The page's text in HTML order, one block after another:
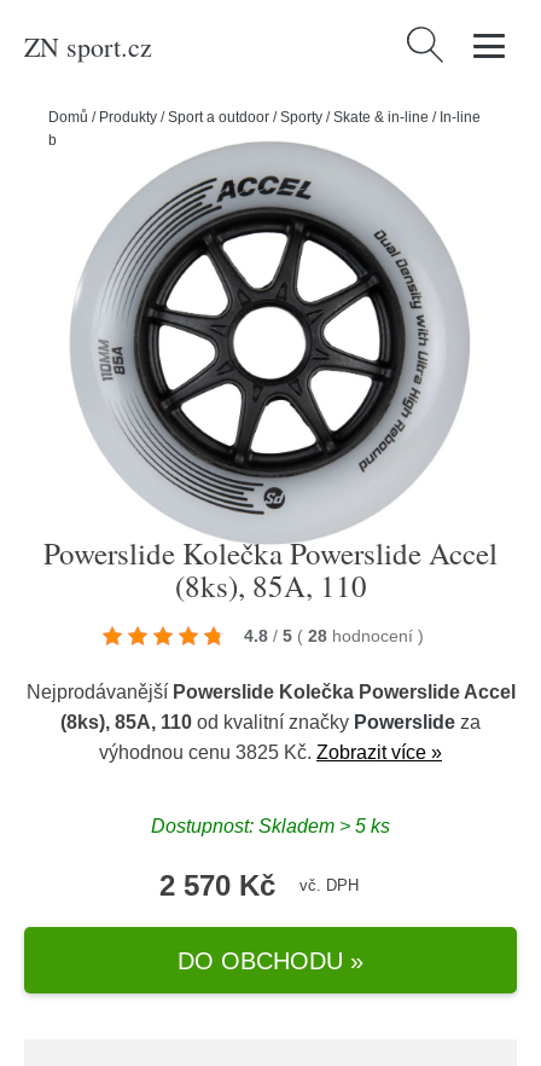
ZN sport.cz Vyhledávání
Domů / Produkty /Sport a outdoor /Sporty /Skate & in-line / In-line
bruslení
Powerslide Kolečka Powerslide Accel (8ks), 85A, 110
Powerslide Kolečka Powerslide Accel
(8ks), 85A, 110
4.8 / 5 ( 28 hodnocení )
Nejprodávanější Powerslide Kolečka Powerslide Accel
(8ks), 85A, 110 od kvalitní značky Powerslide za
výhodnou cenu 3825 Kč. Zobrazit více »
Dostupnost: Skladem > 5 ks
2 570 Kč vč. DPH
DO OBCHODU »